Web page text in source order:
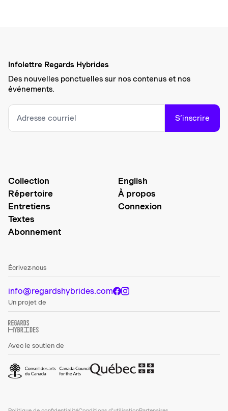
Infolettre Regards Hybrides
Des nouvelles ponctuelles sur nos contenus et nos
événements.
S’inscrire
Collection
Répertoire
Entretiens
Textes
Abonnement
English
À propos
Connexion
Écrivez-nous
info@regardshybrides.com
Un projet de
Avec le soutien de